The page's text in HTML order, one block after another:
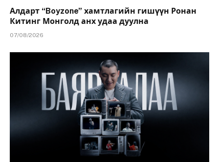
Алдарт “Boyzone” хамтлагийн гишүүн Ронан
Китинг Монголд анх удаа дуулна
07/08/2026